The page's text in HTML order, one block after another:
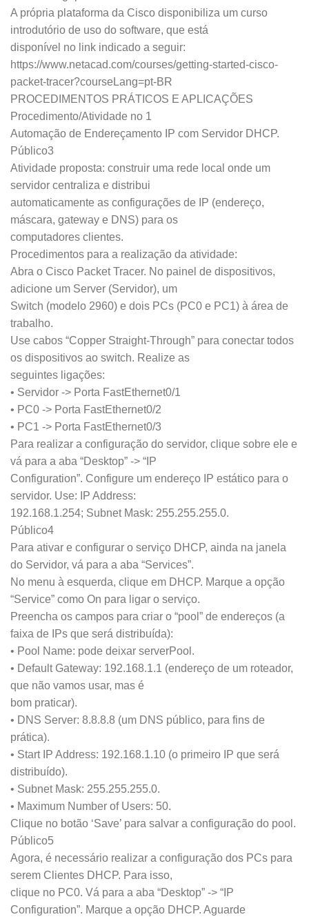
A própria plataforma da Cisco disponibiliza um curso
introdutório de uso do software, que está
disponível no link indicado a seguir:
https://www.netacad.com/courses/getting-started-cisco-
packet-tracer?courseLang=pt-BR
PROCEDIMENTOS PRÁTICOS E APLICAÇÕES
Procedimento/Atividade no 1
Automação de Endereçamento IP com Servidor DHCP.
Público3
Atividade proposta: construir uma rede local onde um
servidor centraliza e distribui
automaticamente as configurações de IP (endereço,
máscara, gateway e DNS) para os
computadores clientes.
Procedimentos para a realização da atividade:
Abra o Cisco Packet Tracer. No painel de dispositivos,
adicione um Server (Servidor), um
Switch (modelo 2960) e dois PCs (PC0 e PC1) à área de
trabalho.
Use cabos “Copper Straight-Through” para conectar todos
os dispositivos ao switch. Realize as
seguintes ligações:
• Servidor -> Porta FastEthernet0/1
• PC0 -> Porta FastEthernet0/2
• PC1 -> Porta FastEthernet0/3
Para realizar a configuração do servidor, clique sobre ele e
vá para a aba “Desktop” -> “IP
Configuration”. Configure um endereço IP estático para o
servidor. Use: IP Address:
192.168.1.254; Subnet Mask: 255.255.255.0.
Público4
Para ativar e configurar o serviço DHCP, ainda na janela
do Servidor, vá para a aba “Services”.
No menu à esquerda, clique em DHCP. Marque a opção
“Service” como On para ligar o serviço.
Preencha os campos para criar o “pool” de endereços (a
faixa de IPs que será distribuída):
• Pool Name: pode deixar serverPool.
• Default Gateway: 192.168.1.1 (endereço de um roteador,
que não vamos usar, mas é
bom praticar).
• DNS Server: 8.8.8.8 (um DNS público, para fins de
prática).
• Start IP Address: 192.168.1.10 (o primeiro IP que será
distribuído).
• Subnet Mask: 255.255.255.0.
• Maximum Number of Users: 50.
Clique no botão ‘Save’ para salvar a configuração do pool.
Público5
Agora, é necessário realizar a configuração dos PCs para
serem Clientes DHCP. Para isso,
clique no PC0. Vá para a aba “Desktop” -> “IP
Configuration”. Marque a opção DHCP. Aguarde